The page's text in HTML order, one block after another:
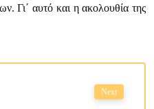
Γι΄ αυτό και η ακολουθία της
Next